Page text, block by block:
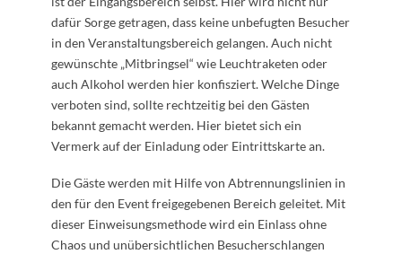
dafür Sorge getragen, dass keine unbefugten Besucher
in den Veranstaltungsbereich gelangen. Auch nicht
gewünschte „Mitbringsel“ wie Leuchtraketen oder
auch Alkohol werden hier konfisziert. Welche Dinge
verboten sind, sollte rechtzeitig bei den Gästen
bekannt gemacht werden. Hier bietet sich ein
Vermerk auf der Einladung oder Eintrittskarte an.
Die Gäste werden mit Hilfe von Abtrennungslinien in
den für den Event freigegebenen Bereich geleitet. Mit
dieser Einweisungsmethode wird ein Einlass ohne
Chaos und unübersichtlichen Besucherschlangen